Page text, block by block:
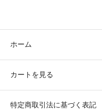
ホーム
カートを見る
特定商取引法に基づく表記